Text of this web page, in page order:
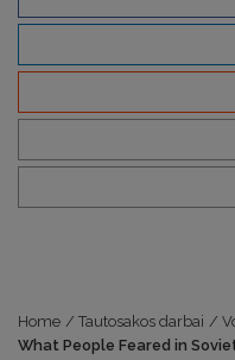
Home / Tautosakos darbai /
What People Feared in